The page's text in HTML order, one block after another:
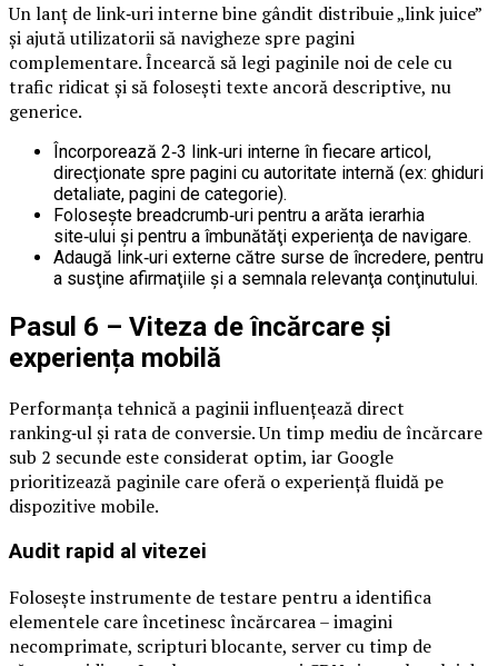
Un lanţ de link‑uri interne bine gândit distribuie „link juice”
și ajută utilizatorii să navigheze spre pagini
complementare. Încearcă să legi paginile noi de cele cu
trafic ridicat și să foloseşti texte ancoră descriptive, nu
generice.
Încorporează 2‑3 link‑uri interne în fiecare articol,
direcţionate spre pagini cu autoritate internă (ex: ghiduri
detaliate, pagini de categorie).
Foloseşte breadcrumb‑uri pentru a arăta ierarhia
site‑ului și pentru a îmbunătăţi experienţa de navigare.
Adaugă link‑uri externe către surse de încredere, pentru
a susţine afirmaţiile şi a semnala relevanţa conţinutului.
Pasul 6 – Viteza de încărcare și
experiența mobilă
Performanţa tehnică a paginii influenţează direct
ranking‑ul și rata de conversie. Un timp mediu de încărcare
sub 2 secunde este considerat optim, iar Google
prioritizează paginile care oferă o experiență fluidă pe
dispozitive mobile.
Audit rapid al vitezei
Foloseşte instrumente de testare pentru a identifica
elementele care încetinesc încărcarea – imagini
necomprimate, scripturi blocante, server cu timp de